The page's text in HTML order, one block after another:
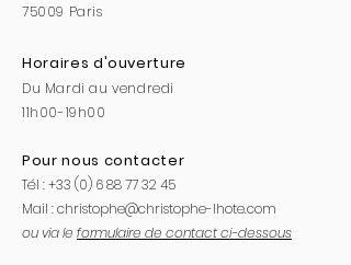
75009 Paris
Horaires d'ouverture
Du Mardi au vendredi
11h00-19h00
Pour nous contacter
Tél :+33 (0) 6 88 77 32 45
Mail :christophe@christophe-lhote.com
ou via le formulaire de contact ci-dessous